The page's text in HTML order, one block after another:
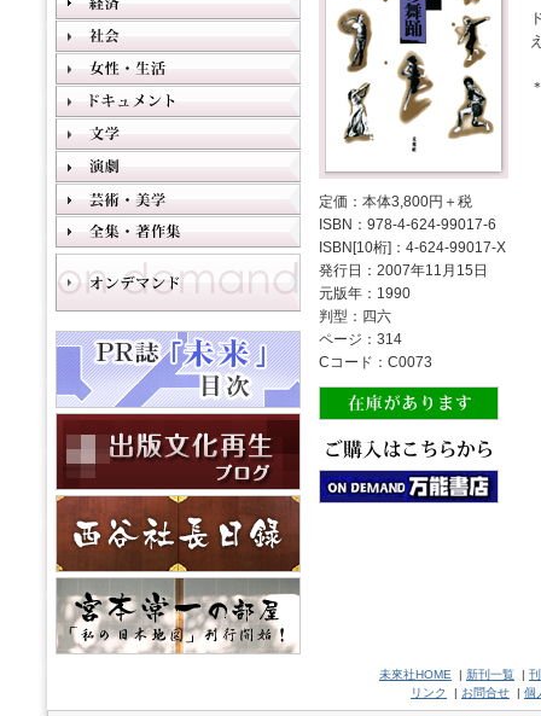
定価：本体3,800円＋税
ISBN：978-4-624-99017-6
ISBN[10桁]：4-624-99017-X
発行日：2007年11月15日
元版年：1990
判型：四六
ページ：314
Cコード：C0073
未來社HOME | 新刊一覧 |
リンク
| お問合せ | 個